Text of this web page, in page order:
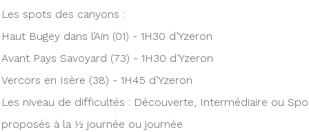
Les spots des canyons :
Haut Bugey dans l’Ain (01) - 1H30 d’Yzeron
Avant Pays Savoyard (73) - 1H30 d’Yzeron
Vercors en Isère (38) - 1H45 d’Yzeron
Les niveau de difficultés : Découverte, Intermédiaire ou
proposés à la ½ journée ou journée